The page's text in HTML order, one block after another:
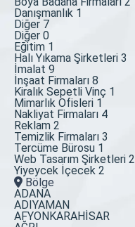
Danışmanlık 1
Diğer 7
Diğer 0
Eğitim 1
Halı Yıkama Şirketleri 3
İmalat 9
İnşaat Firmaları 8
Kiralık Sepetli Vinç 1
Mimarlık Ofisleri 1
Nakliyat Firmaları 4
Reklam 2
Temizlik Firmaları 3
Tercüme Bürosu 1
Web Tasarım Şirketleri 2
Yiyeycek İçecek 2
Bölge
ADANA
ADIYAMAN
AFYONKARAHİSAR